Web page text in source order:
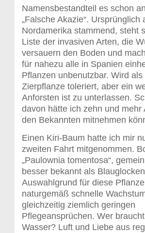
Namensbestandteil es schon
„Falsche Akazie“. Ursprünglich
Nordamerika stammend, steht
Liste der invasiven Arten, die
versauern den Boden und
für nahezu alle in Spanien
Pflanzen unbenutzbar. Wird
Zierpflanze toleriert, aber ein
Anforsten ist zu unterlassen.
davon hätte ich zehn und mehr
den Bekannten mitnehmen
Einen Kiri-Baum hatte ich mir
zweiten Fahrt mitgenommen.
„Paulownia tomentosa“,
besser bekannt als
Auswahlgrund für diese
naturgemäß schnelle
gleichzeitig ziemlich geringen
Pflegeansprüchen. Wer
Wasser? Luft und Liebe aus